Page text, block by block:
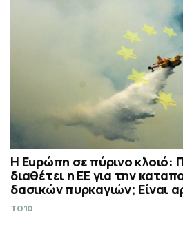
Η Ευρώπη σε πύρινο κλοιό:
διαθέτει η ΕΕ για την
δασικών πυρκαγιών; Είναι
TO10